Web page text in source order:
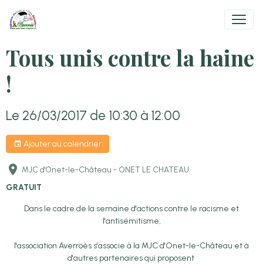
Tous unis contre la haine
!
Le 26/03/2017 de 10:30 à 12:00
Ajouter au calendrier
MJC d'Onet-le-Château - ONET LE CHATEAU
GRATUIT
Dans le cadre de la semaine d'actions contre le racisme et
l'antisémitisme,
l'association Averroès s'associe à la MJC d'Onet-le-Château et à
d'autres partenaires qui proposent